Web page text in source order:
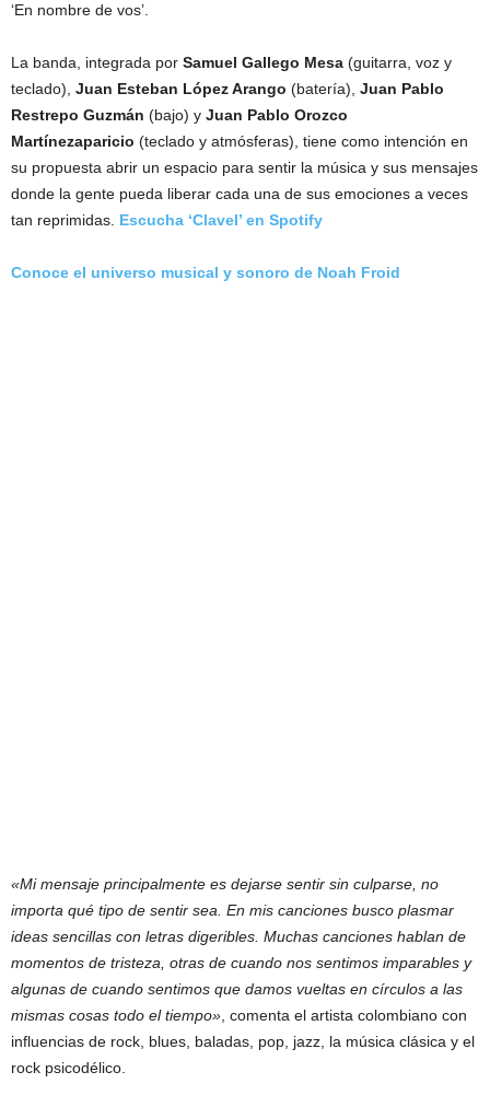
‘En nombre de vos’.
La banda, integrada por Samuel Gallego Mesa (guitarra, voz y
teclado), Juan Esteban López Arango (batería), Juan Pablo
Restrepo Guzmán (bajo) y Juan Pablo Orozco
Martínezaparicio (teclado y atmósferas), tiene como intención en
su propuesta abrir un espacio para sentir la música y sus mensajes
donde la gente pueda liberar cada una de sus emociones a veces
tan reprimidas. Escucha ‘Clavel’ en Spotify
Conoce el universo musical y sonoro de Noah Froid
«Mi mensaje principalmente es dejarse sentir sin culparse, no
importa qué tipo de sentir sea. En mis canciones busco plasmar
ideas sencillas con letras digeribles. Muchas canciones hablan de
momentos de tristeza, otras de cuando nos sentimos imparables y
algunas de cuando sentimos que damos vueltas en círculos a las
mismas cosas todo el tiempo», comenta el artista colombiano con
influencias de rock, blues, baladas, pop, jazz, la música clásica y el
rock psicodélico.